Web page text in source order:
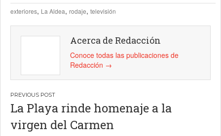
exteriores, La Aldea, rodaje, televisión
Acerca de Redacción
Conoce todas las publicaciones de
Redacción →
Navegación
de
entradas
La Playa rinde homenaje a la
virgen del Carmen